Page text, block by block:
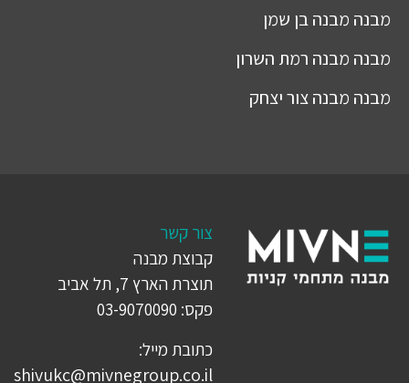
מבנה מבנה בן שמן
מבנה מבנה רמת השרון
מבנה מבנה צור יצחק
צור קשר
קבוצת מבנה
תוצרת הארץ 7, תל אביב
פקס: 03-9070090
כתובת מייל:
shivukc@mivnegroup.co.il